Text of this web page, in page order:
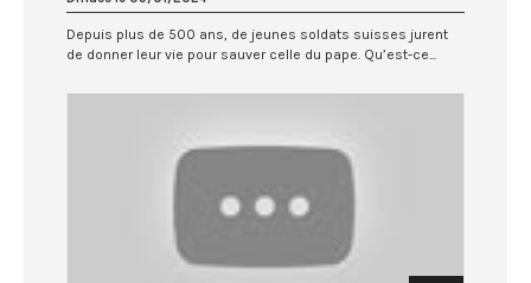
Depuis plus de 500 ans, de jeunes soldats suisses jurent
de donner leur vie pour sauver celle du pape. Qu’est-ce...